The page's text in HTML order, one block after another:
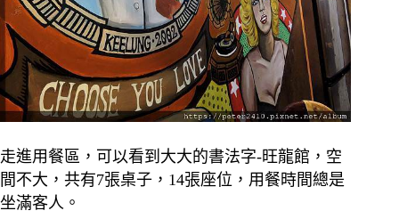
走進用餐區，可以看到大大的書法字-旺龍館，空
間不大，共有7張桌子，14張座位，用餐時間總是
坐滿客人。